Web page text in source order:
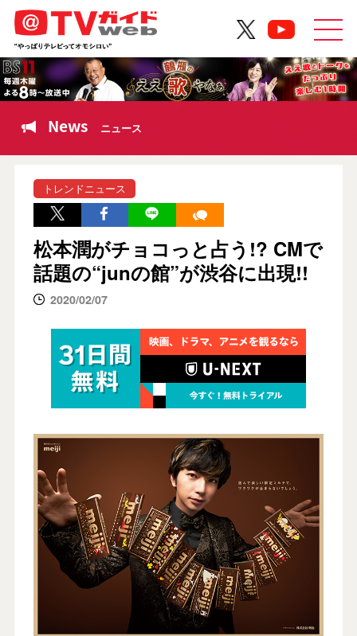
News ニュース
トレンドニュース
松本潤がチョコっと占う!? CMで
話題の“junの館”が渋谷に出現!!
2020/02/07